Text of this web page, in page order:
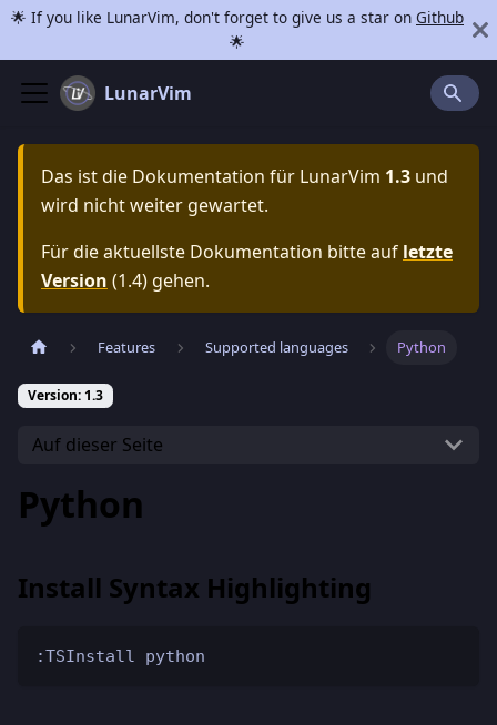
🌟 If you like LunarVim, don't forget to give us a star on Github
🌟
LunarVim
Das ist die Dokumentation für LunarVim 1.3 und
wird nicht weiter gewartet.
Für die aktuellste Dokumentation bitte auf letzte
Version (1.4) gehen.
Features Supported languages Python
Version: 1.3
Auf dieser Seite
Python
Install Syntax Highlighting
:TSInstall python